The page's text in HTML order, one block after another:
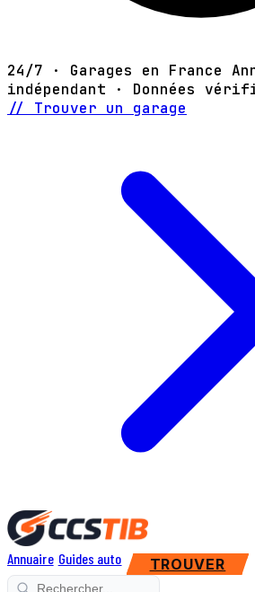
24/7 · Garages en France
indépendant · Données
// Trouver un garage
Annuaire Guides auto TROUVER